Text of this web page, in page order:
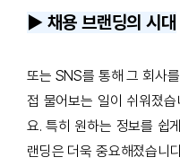
▶️ 채용 브랜딩의 시대
또는 SNS를 통해 그 회사
접 물어보는 일이 쉬워졌습
요. 특히 원하는 정보를 쉽
랜딩은 더욱 중요해졌습니